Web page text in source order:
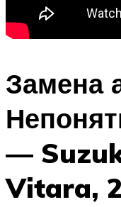
Замена
—
Vitara,